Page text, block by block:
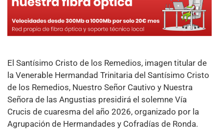
El Santísimo Cristo de los Remedios, imagen titular de
la Venerable Hermandad Trinitaria del Santísimo Cristo
de los Remedios, Nuestro Señor Cautivo y Nuestra
Señora de las Angustias presidirá el solemne Vía
Crucis de cuaresma del año 2026, organizado por la
Agrupación de Hermandades y Cofradías de Ronda.